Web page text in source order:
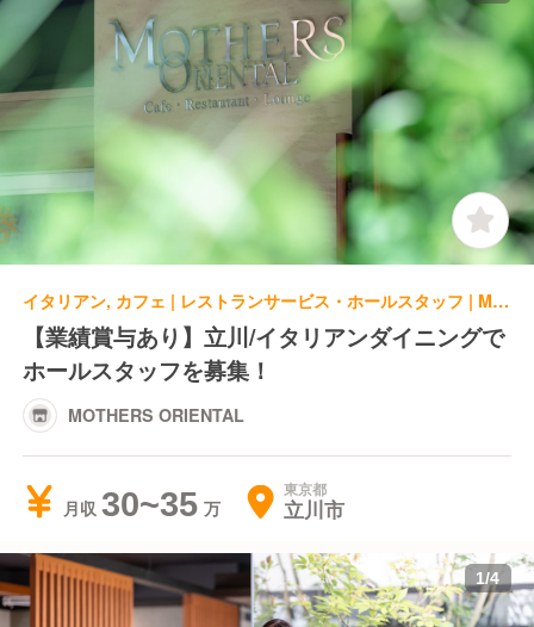
イタリアン, カフェ | レストランサービス・ホールスタッフ | MOTHERS ORIENTAL
【業績賞与あり】立川/イタリアンダイニングで
ホールスタッフを募集！
MOTHERS ORIENTAL
月収 30~35 東京都
立川市
1/4